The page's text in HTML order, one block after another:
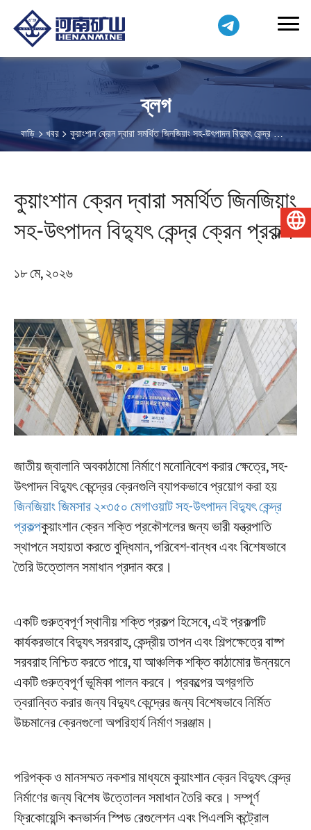
প্রকল্প
অ্যাপ্লিকেশন
আমাদের সম্পর্কে
যোগাযোগ করুন
ব্লগ
বাড়ি খবর
কুয়াংশান ক্রেন দ্বারা সমর্থিত জিনজিয়াং সহ-উৎপাদন বিদ্যুৎ কেন্দ্র ক্রেন
প্রকল্প
কুয়াংশান ক্রেন দ্বারা সমর্থিত জিনজিয়াং
সহ-উৎপাদন বিদ্যুৎ কেন্দ্র ক্রেন প্রকল্প
১৮ মে, ২০২৬
জাতীয় জ্বালানি অবকাঠামো নির্মাণে মনোনিবেশ করার ক্ষেত্রে, সহ-
উৎপাদন বিদ্যুৎ কেন্দ্রের ক্রেনগুলি ব্যাপকভাবে প্রয়োগ করা হয়
জিনজিয়াং জিমসার ২×৩৫০ মেগাওয়াট সহ-উৎপাদন বিদ্যুৎ কেন্দ্র
প্রকল্পকুয়াংশান ক্রেন শক্তি প্রকৌশলের জন্য ভারী যন্ত্রপাতি
স্থাপনে সহায়তা করতে বুদ্ধিমান, পরিবেশ-বান্ধব এবং বিশেষভাবে
তৈরি উত্তোলন সমাধান প্রদান করে।
একটি গুরুত্বপূর্ণ স্থানীয় শক্তি প্রকল্প হিসেবে, এই প্রকল্পটি
কার্যকরভাবে বিদ্যুৎ সরবরাহ, কেন্দ্রীয় তাপন এবং শিল্পক্ষেত্রে বাষ্প
সরবরাহ নিশ্চিত করতে পারে, যা আঞ্চলিক শক্তি কাঠামোর উন্নয়নে
একটি গুরুত্বপূর্ণ ভূমিকা পালন করবে। প্রকল্পের অগ্রগতি
ত্বরান্বিত করার জন্য বিদ্যুৎ কেন্দ্রের জন্য বিশেষভাবে নির্মিত
উচ্চমানের ক্রেনগুলো অপরিহার্য নির্মাণ সরঞ্জাম।
পরিপক্ক ও মানসম্মত নকশার মাধ্যমে কুয়াংশান ক্রেন বিদ্যুৎ কেন্দ্র
নির্মাণের জন্য বিশেষ উত্তোলন সমাধান তৈরি করে। সম্পূর্ণ
ফ্রিকোয়েন্সি কনভার্সন স্পিড রেগুলেশন এবং পিএলসি কন্ট্রোল
বাংলা